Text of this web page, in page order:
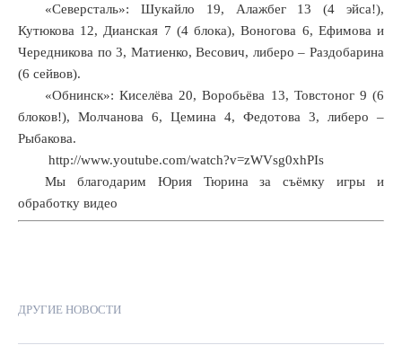
«Северсталь»: Шукайло 19, Алажбег 13 (4 эйса!),
Кутюкова 12, Дианская 7 (4 блока), Воногова 6, Ефимова и
Чередникова по 3, Матиенко, Весович, либеро – Раздобарина
(6 сейвов).
«Обнинск»: Киселёва 20, Воробьёва 13, Товстоног 9 (6
блоков!), Молчанова 6, Цемина 4, Федотова 3, либеро –
Рыбакова.
http://www.youtube.com/watch?v=zWVsg0xhPIs
Мы благодарим Юрия Тюрина за съёмку игры и
обработку видео
ДРУГИЕ НОВОСТИ